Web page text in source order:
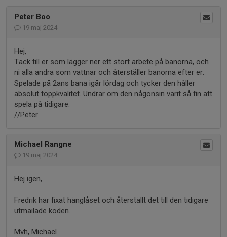
Peter Boo
19 maj 2024
Hej,
Tack till er som lägger ner ett stort arbete på banorna, och
ni alla andra som vattnar och återställer banorna efter er.
Spelade på 2ans bana igår lördag och tycker den håller
absolut toppkvalitet. Undrar om den någonsin varit så fin att
spela på tidigare.
//Peter
Michael Rangne
19 maj 2024
Hej igen,
Fredrik har fixat hänglåset och återställt det till den tidigare
utmailade koden.
Mvh, Michael